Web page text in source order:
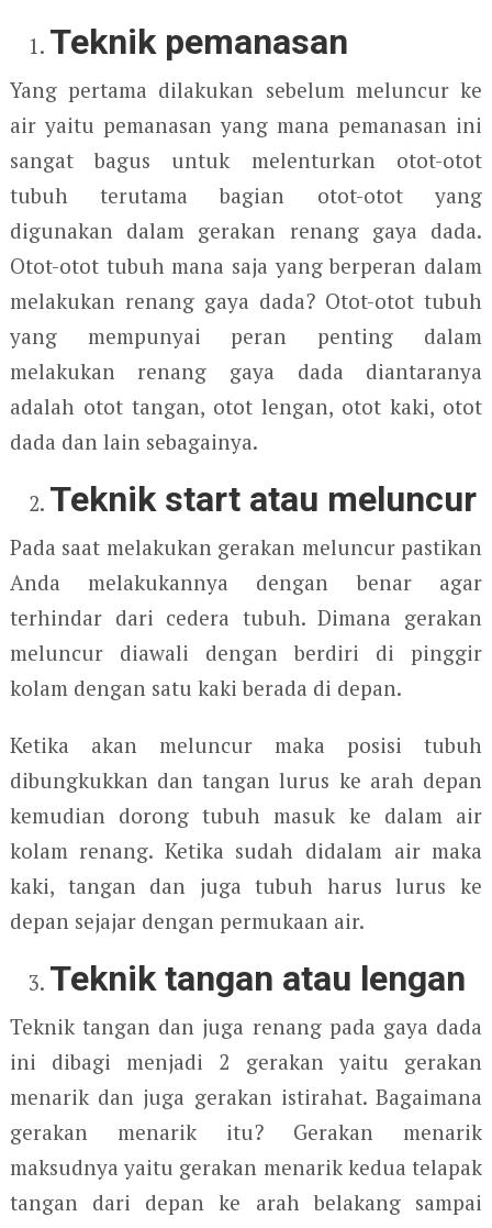
Teknik pemanasan
Yang pertama dilakukan sebelum meluncur ke
air yaitu pemanasan yang mana pemanasan ini
sangat bagus untuk melenturkan otot-otot
tubuh terutama bagian otot-otot yang
digunakan dalam gerakan renang gaya dada.
Otot-otot tubuh mana saja yang berperan dalam
melakukan renang gaya dada? Otot-otot tubuh
yang mempunyai peran penting dalam
melakukan renang gaya dada diantaranya
adalah otot tangan, otot lengan, otot kaki, otot
dada dan lain sebagainya.
Teknik start atau meluncur
Pada saat melakukan gerakan meluncur pastikan
Anda melakukannya dengan benar agar
terhindar dari cedera tubuh. Dimana gerakan
meluncur diawali dengan berdiri di pinggir
kolam dengan satu kaki berada di depan.
Ketika akan meluncur maka posisi tubuh
dibungkukkan dan tangan lurus ke arah depan
kemudian dorong tubuh masuk ke dalam air
kolam renang. Ketika sudah didalam air maka
kaki, tangan dan juga tubuh harus lurus ke
depan sejajar dengan permukaan air.
Teknik tangan atau lengan
Teknik tangan dan juga renang pada gaya dada
ini dibagi menjadi 2 gerakan yaitu gerakan
menarik dan juga gerakan istirahat. Bagaimana
gerakan menarik itu? Gerakan menarik
maksudnya yaitu gerakan menarik kedua telapak
tangan dari depan ke arah belakang sampai